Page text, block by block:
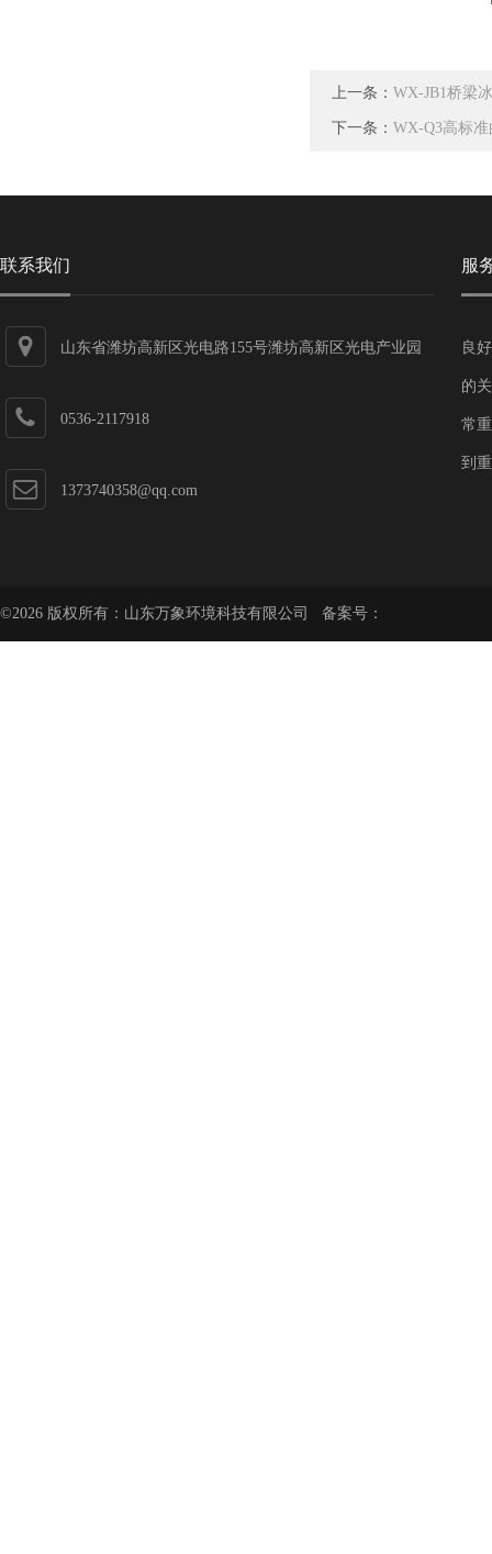
上一条： WX-JB1桥梁
下一条： WX-Q3高标
联系我们
山东省潍坊高新区光电路155号潍坊高新区光电产业园
0536-2117918
1373740358@qq.com
服
良
的
常
到
©2026 版权所有：山东万象环境科技有限公司 备案号：